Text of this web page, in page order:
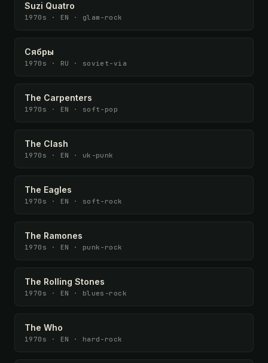
Suzi Quatro
1970s · EN · glam-rock
Сябры
1970s · RU · soviet-via
The Carpenters
1970s · EN · soft-pop
The Clash
1970s · EN · uk-punk
The Eagles
1970s · EN · soft-rock
The Ramones
1970s · EN · punk-rock
The Rolling Stones
1970s · EN · blues-rock
The Who
1970s · EN · hard-rock